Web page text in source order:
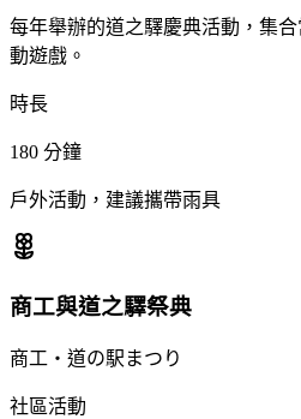
每年舉辦的道之驛慶典活動，集
動遊戲。
時長
180 分鐘
戶外活動，建議攜帶雨具
商工與道之驛祭典
商工・道の駅まつり
社區活動